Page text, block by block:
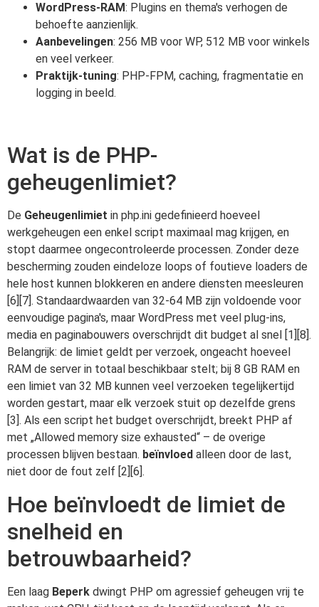
WordPress-RAM: Plugins en thema's verhogen de
behoefte aanzienlijk.
Aanbevelingen: 256 MB voor WP, 512 MB voor winkels
en veel verkeer.
Praktijk-tuning: PHP-FPM, caching, fragmentatie en
logging in beeld.
Wat is de PHP-
geheugenlimiet?
De Geheugenlimiet in php.ini gedefinieerd hoeveel
werkgeheugen een enkel script maximaal mag krijgen, en
stopt daarmee ongecontroleerde processen. Zonder deze
bescherming zouden eindeloze loops of foutieve loaders de
hele host kunnen blokkeren en andere diensten meesleuren
[6][7]. Standaardwaarden van 32-64 MB zijn voldoende voor
eenvoudige pagina's, maar WordPress met veel plug-ins,
media en paginabouwers overschrijdt dit budget al snel [1][8].
Belangrijk: de limiet geldt per verzoek, ongeacht hoeveel
RAM de server in totaal beschikbaar stelt; bij 8 GB RAM en
een limiet van 32 MB kunnen veel verzoeken tegelijkertijd
worden gestart, maar elk verzoek stuit op dezelfde grens
[3]. Als een script het budget overschrijdt, breekt PHP af
met „Allowed memory size exhausted“ – de overige
processen blijven bestaan. beïnvloed alleen door de last,
niet door de fout zelf [2][6].
Hoe beïnvloedt de limiet de
snelheid en
betrouwbaarheid?
Een laag Beperk dwingt PHP om agressief geheugen vrij te